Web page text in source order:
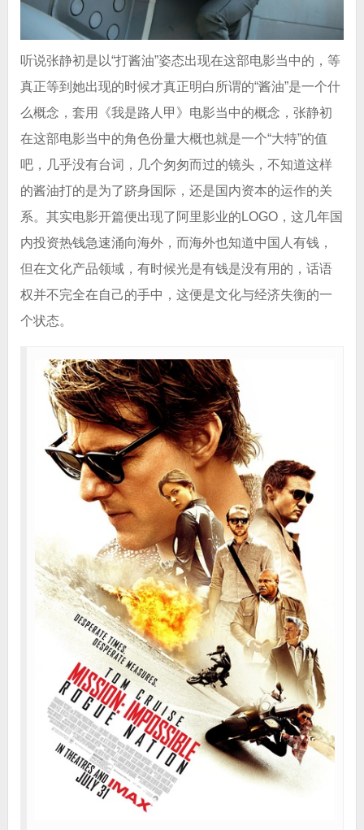
听说张静初是以“打酱油”姿态出现在这部电影当中的，等
真正等到她出现的时候才真正明白所谓的“酱油”是一个什
么概念，套用《我是路人甲》电影当中的概念，张静初
在这部电影当中的角色份量大概也就是一个“大特”的值
吧，几乎没有台词，几个匆匆而过的镜头，不知道这样
的酱油打的是为了跻身国际，还是国内资本的运作的关
系。其实电影开篇便出现了阿里影业的LOGO，这几年国
内投资热钱急速涌向海外，而海外也知道中国人有钱，
但在文化产品领域，有时候光是有钱是没有用的，话语
权并不完全在自己的手中，这便是文化与经济失衡的一
个状态。